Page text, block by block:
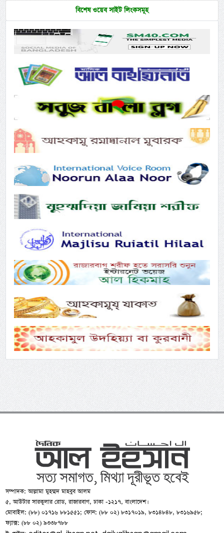
বিশেষ ওয়েব সাইট লিংকসমূহ
সম্পাদক: আল্লামা মুহম্মদ মাহবুব আলম
৫, আউটার সারকুলার রোড, রাজারবাগ, ঢাকা -১২১৭, বাংলাদেশ।
মোবাইল: (৮৮) ০১৭১৬ ৮৮১৫৫১; ফোন: (৮৮ ০২) ৮৩১৭০১৯, ৮৩১৪৮৪৮, ৮৩১৬৯৫৮;
ফ্যাক্স: (৮৮ ০২) ৯৩৩৮৭৮৮